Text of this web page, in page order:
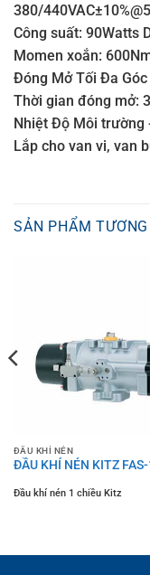
380/
Công suất: 90Watts
Momen xoắn:
Đóng Mở Tối Đa
Thời gian đóng mở:
Nhiệt Độ Môi trường
Lắp cho van vi, van
SẢN PHẨM
ĐẦU KHÍ NÉN
ĐẦU KHÍ NÉN KITZ FAS-
Đầu khí nén 1 chiều Kitz